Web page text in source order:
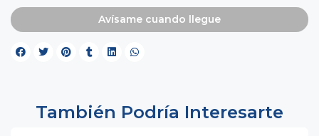
Avísame cuando llegue
También Podría Interesarte